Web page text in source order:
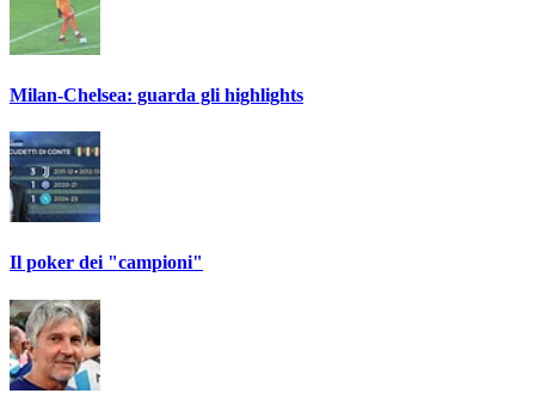
Milan-Chelsea: guarda gli highlights
Il poker dei "campioni"